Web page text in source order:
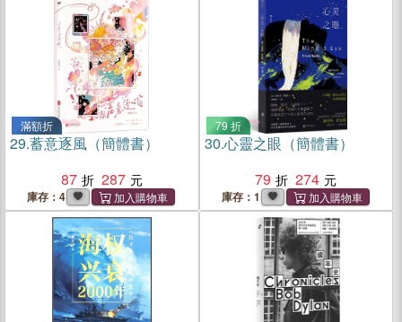
滿額折
29.蓄意逐風（簡體書）
87
287
庫存：4
79 折
30.心靈之眼（簡體書）
79
274
庫存：1